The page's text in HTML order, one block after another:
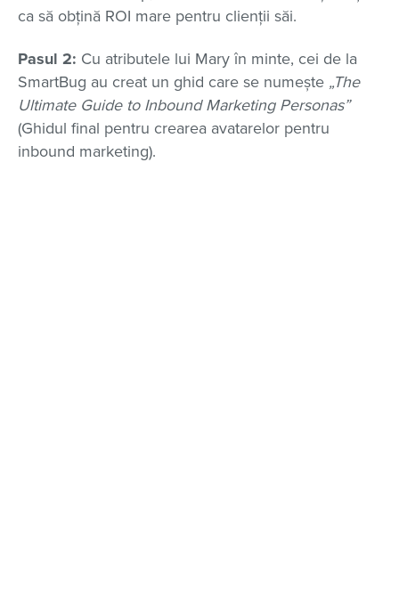
ca să obțină ROI mare pentru clienții săi.
Pasul 2: Cu atributele lui Mary în minte, cei de la
SmartBug au creat un ghid care se numește „The
Ultimate Guide to Inbound Marketing Personas”
(Ghidul final pentru crearea avatarelor pentru
inbound marketing).